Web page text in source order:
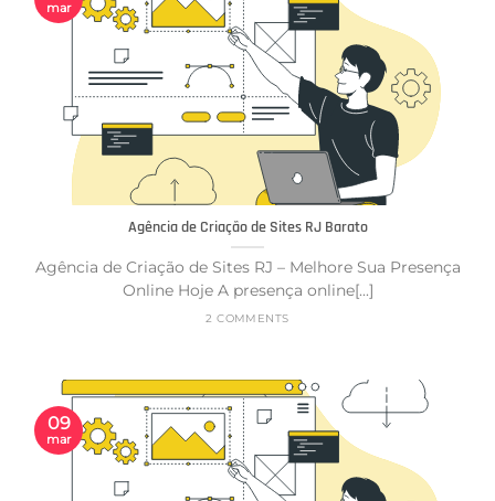
Agência de Criação de Sites RJ Barato
Agência de Criação de Sites RJ – Melhore Sua Presença
Online Hoje A presença online[...]
2 COMMENTS
mar
09
mar